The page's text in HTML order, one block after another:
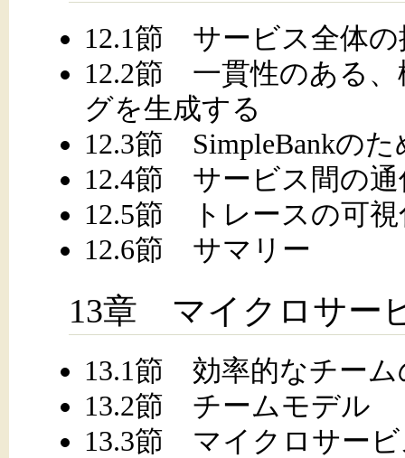
12.1節 サービス全体の
12.2節 一貫性のある、
グを生成する
12.3節 SimpleBankの
12.4節 サービス間の通
12.5節 トレースの可視
12.6節 サマリー
13章 マイクロサー
13.1節 効率的なチーム
13.2節 チームモデル
13.3節 マイクロサー